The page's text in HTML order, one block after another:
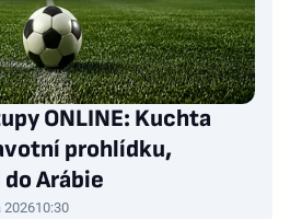
ONLINE: Kuchta
prohlídku,
Arábie
202610:30